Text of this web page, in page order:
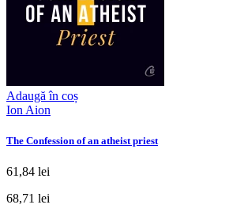
Adaugă în coș
Ion Aion
The Confession of an atheist priest
61,84 lei
68,71 lei